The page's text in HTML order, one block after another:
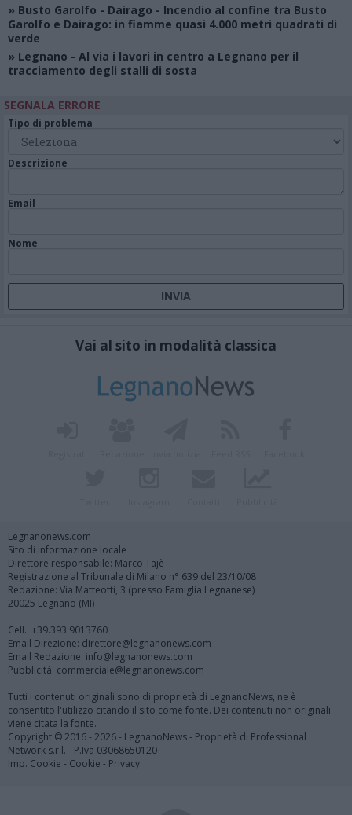
» Busto Garolfo - Dairago - Incendio al confine tra Busto
Garolfo e Dairago: in fiamme quasi 4.000 metri quadrati di
verde
» Legnano - Al via i lavori in centro a Legnano per il
tracciamento degli stalli di sosta
SEGNALA ERRORE
Tipo di problema
Descrizione
Email
Nome
Vai al sito in modalità classica
Legnanonews.com
Sito di informazione locale
Direttore responsabile: Marco Tajè
Registrazione al Tribunale di Milano n° 639 del 23/10/08
Redazione: Via Matteotti, 3 (presso Famiglia Legnanese)
20025 Legnano (MI)
Cell.: +39.393.9013760
Email Direzione: direttore@legnanonews.com
Email Redazione: info@legnanonews.com
Pubblicità: commerciale@legnanonews.com
Tutti i contenuti originali sono di proprietà di LegnanoNews, ne è
consentito l'utilizzo citando il sito come fonte. Dei contenuti non originali
viene citata la fonte.
Copyright © 2016 - 2026 - LegnanoNews - Proprietà di Professional
Network s.r.l. - P.Iva 03068650120
Imp. Cookie - Cookie - Privacy